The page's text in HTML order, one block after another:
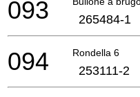
093 265484-1
Rondella 6
094 253111-2